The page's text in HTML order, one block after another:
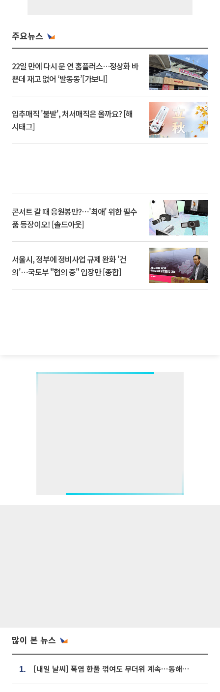
주요뉴스
22일 만에 다시 문 연 홈플러스…정상화 바
쁜데 재고 없어 ‘발동동’[가보니]
입추매직 '불발', 처서매직은 올까요? [해
시태그]
콘서트 갈 때 응원봉만?⋯'최애' 위한 필수
품 등장이오! [솔드아웃]
서울시, 정부에 정비사업 규제 완화 '건
의'⋯국토부 "협의 중" 입장만 [종합]
많이 본 뉴스
1. [내일 날씨] 폭염 한풀 꺾여도 무더위 계속⋯동해안 이틀 연속 비